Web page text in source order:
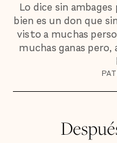
Lo dice sin
bien es un don que
visto a muchas
muchas ganas pero,